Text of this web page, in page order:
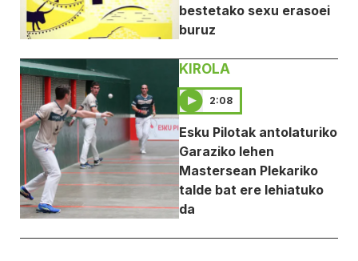
bestetako sexu erasoei
buruz
KIROLA
2:08
Esku Pilotak antolaturiko
Garaziko lehen
Mastersean Plekariko
talde bat ere lehiatuko
da